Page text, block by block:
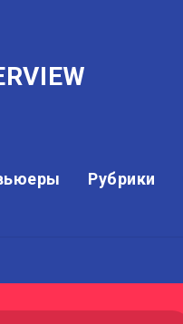
Рубрики